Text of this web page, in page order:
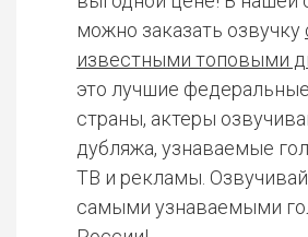
можно заказать озвучку
известными топовыми
это лучшие
страны, актеры
дубляжа, узнаваемые
ТВ и рекламы.
самыми узнаваемыми